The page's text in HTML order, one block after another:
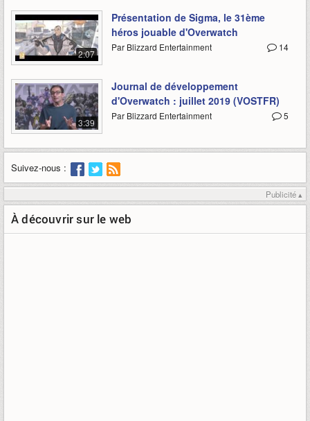
2:07
Présentation de Sigma, le 31ème
héros jouable d'Overwatch
14
Par Blizzard Entertainment
3:39
Journal de développement
d'Overwatch : juillet 2019 (VOSTFR)
5
Par Blizzard Entertainment
Suivez-nous :
Publicité ▴
À découvrir sur le web